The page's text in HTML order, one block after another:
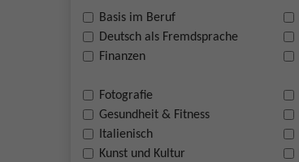
Basis im Beruf
Deutsch als Fremdsprache
Finanzen
Fotografie
Gesundheit & Fitness
Italienisch
Kunst und Kultur